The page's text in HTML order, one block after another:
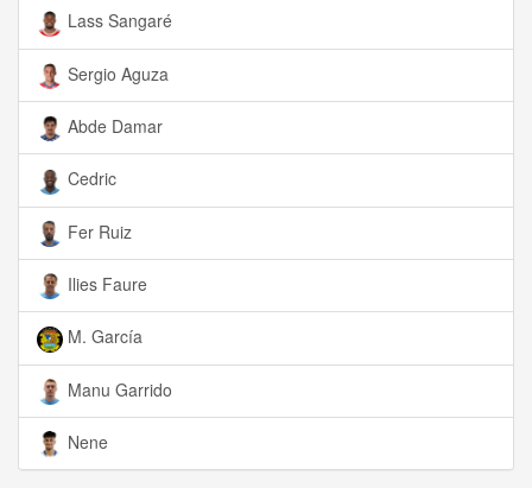
Lass Sangaré
Sergio Aguza
Abde Damar
Cedric
Fer Ruiz
Ilies Faure
M. García
Manu Garrido
Nene